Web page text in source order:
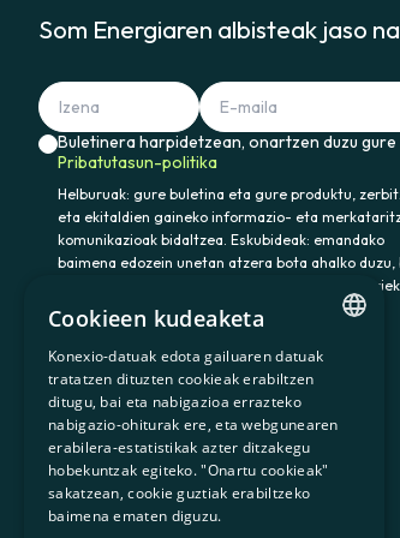
En caso de
hayamos
Som Energiaren albisteak jaso
Buletinera harpidetzean, onartzen duzu gure
Pribatutasun-politika
Helburuak: gure buletina eta gure produktu,
eta ekitaldien gaineko informazio- eta
komunikazioak bidaltzea. Eskubideak: emandako
baimena edozein unetan atzera bota ahalko duzu,
eta datuak atzitu, zuzendu eta ezabatu ere. Horiek
eta gainerako eskubideak baliatzeko idatzi
somenergia@delegado-datos.com helbidera.
Informazio osagarria: Pribatutasun-politika
900 103 605
CATALAN
SPANISH
GL
BASQUE
Cookieen kudeaketa
Konexio-datuak edota gailuaren datuak
tratatzen dituzten cookieak erabiltzen
ditugu, bai eta nabigazioa errazteko
nabigazio-ohiturak ere, eta webgunearen
erabilera-estatistikak azter ditzakegu
hobekuntzak egiteko. "Onartu cookieak"
sakatzean, cookie guztiak erabiltzeko
baimena ematen diguzu.